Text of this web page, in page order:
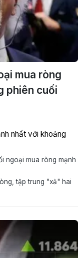
mua ròng
phiên cuối
nhất với khoảng
ngoại mua ròng mạnh
tập trung "xả" hai